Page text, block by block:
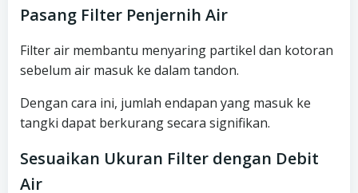
Pasang Filter Penjernih Air
Filter air membantu menyaring partikel dan kotoran
sebelum air masuk ke dalam tandon.
Dengan cara ini, jumlah endapan yang masuk ke
tangki dapat berkurang secara signifikan.
Sesuaikan Ukuran Filter dengan Debit
Air